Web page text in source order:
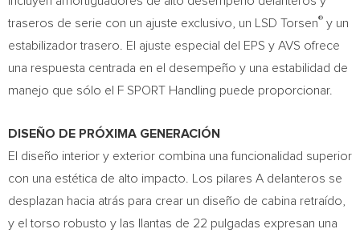
traseros de serie con un ajuste exclusivo, un LSD Torsen® y un
estabilizador trasero. El ajuste especial del EPS y AVS ofrece
una respuesta centrada en el desempeño y una estabilidad de
manejo que sólo el F SPORT Handling puede proporcionar.
DISEÑO DE PRÓXIMA GENERACIÓN
El diseño interior y exterior combina una funcionalidad superior
con una estética de alto impacto. Los pilares A delanteros se
desplazan hacia atrás para crear un diseño de cabina retraído,
y el torso robusto y las llantas de 22 pulgadas expresan una